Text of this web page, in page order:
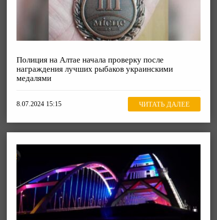
Полиция на Алтае начала проверку после
награждения лучших рыбаков украинскими
медалями
8.07.2024 15:15 ЧИТАТЬ ДАЛЕЕ